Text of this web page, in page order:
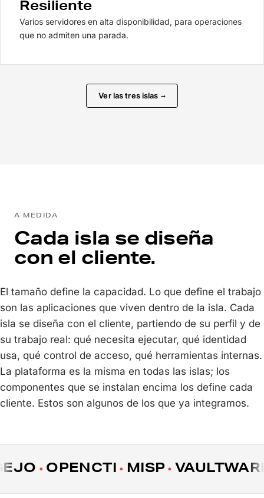
Resiliente
Varios servidores en alta disponibilidad, para operaciones
que no admiten una parada.
Ver las tres islas →
A MEDIDA
Cada isla se diseña
con el cliente.
El tamaño define la capacidad. Lo que define el trabajo
son las aplicaciones que viven dentro de la isla. Cada
isla se diseña con el cliente, partiendo de su perfil y de
su trabajo real: qué necesita ejecutar, qué identidad
usa, qué control de acceso, qué herramientas internas.
La plataforma es la misma en todas las islas; los
componentes que se instalan encima los define cada
cliente. Estos son algunos de los que ya integramos.
OPENCTI MISP